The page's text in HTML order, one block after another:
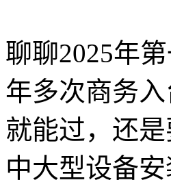
聊聊2025年
年多次商务
就能过，还
中大型设备